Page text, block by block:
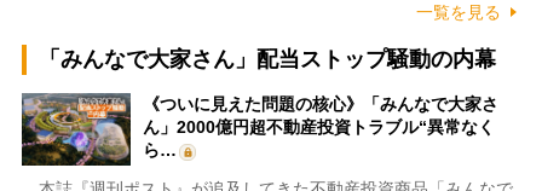
一覧を見る
「みんなで大家さん」配当ストップ騒動の内幕
《ついに見えた問題の核心》「みんなで大家さ
ん」2000億円超不動産投資トラブル“異常なく
ら…